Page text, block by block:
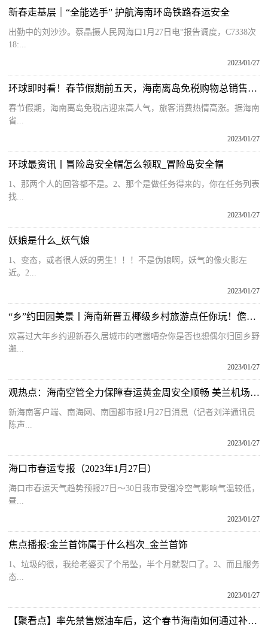
新春走基层｜“全能选手” 护航海南环岛铁路春运安全
出勤中的刘沙沙。蔡晶摄人民网海口1月27日电“报告调度，C7338次
18:...
2023/01/27
环球即时看！春节假期前五天，海南离岛免税购物总销售近17亿元
春节假期，海南离岛免税店迎来高人气，旅客消费热情高涨。据海南
省...
2023/01/27
环球最资讯丨冒险岛安全帽怎么领取_冒险岛安全帽
1、那两个人的回答都不是。2、那个是做任务得来的，你在任务列表
找...
2023/01/27
妖娘是什么_妖气娘
1、变态，或者很人妖的男生！！！不是伪娘啊，妖气的像火影左
近。2...
2023/01/27
“乡”约田园美景丨海南新晋五椰级乡村旅游点任你玩！儋州有2个
欢喜过大年乡约迎新春久居城市的喧嚣嘈杂你是否也想偶尔归回乡野
邂...
2023/01/27
观热点：海南空管全力保障春运黄金周安全顺畅 美兰机场航班正常率平均达98％
新海南客户端、南海网、南国都市报1月27日消息（记者刘洋通讯员
陈声...
2023/01/27
海口市春运专报（2023年1月27日）
海口市春运天气趋势预报27日～30日我市受强冷空气影响气温较低，
昼...
2023/01/27
焦点播报:金兰首饰属于什么档次_金兰首饰
1、垃圾的很，我给老婆买了个吊坠，半个月就裂口了。2、而且服务
态...
2023/01/27
【聚看点】率先禁售燃油车后，这个春节海南如何通过补能“压力测试”